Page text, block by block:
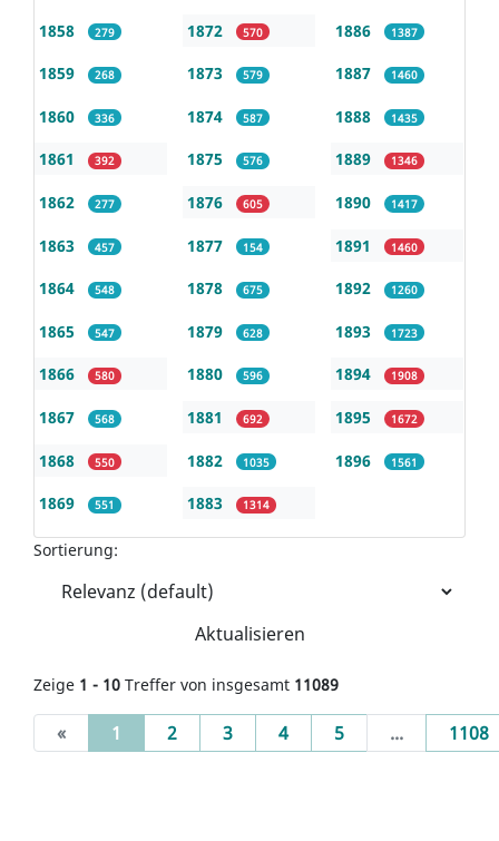
1858 279
1859 268
1860 336
1861 392
1862 277
1863 457
1864 548
1865 547
1866 580
1867 568
1868 550
1869 551
1872 570
1873 579
1874 587
1875 576
1876 605
1877 154
1878 675
1879 628
1880 596
1881 692
1882 1035
1883 1314
1886 1387
1887 1460
1888 1435
1889 1346
1890 1417
1891 1460
1892 1260
1893 1723
1894 1908
1895 1672
1896 1561
Sortierung:
Aktualisieren
Zeige 1 - 10 Treffer von insgesamt 11089
« 1 (current)
2 3 4 5 ... 1108